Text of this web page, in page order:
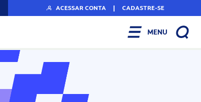
ACESSAR CONTA | CADASTRE-SE
MENU